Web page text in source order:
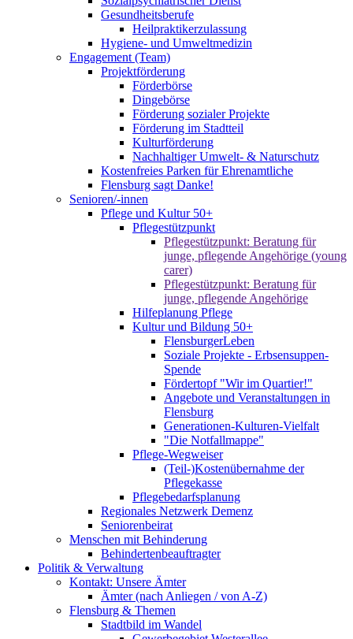
Gesundheitsberufe
Heilpraktikerzulassung
Hygiene- und Umweltmedizin
Engagement (Team)
Projektförderung
Förderbörse
Dingebörse
Förderung sozialer Projekte
Förderung im Stadtteil
Kulturförderung
Nachhaltiger Umwelt- & Naturschutz
Kostenfreies Parken für Ehrenamtliche
Flensburg sagt Danke!
Senioren/-innen
Pflege und Kultur 50+
Pflegestützpunkt
Pflegestützpunkt: Beratung für
junge, pflegende Angehörige (young
carer)
Pflegestützpunkt: Beratung für
junge, pflegende Angehörige
Hilfeplanung Pflege
Kultur und Bildung 50+
FlensburgerLeben
Soziale Projekte - Erbsensuppen-
Spende
Fördertopf "Wir im Quartier!"
Angebote und Veranstaltungen in
Flensburg
Generationen-Kulturen-Vielfalt
"Die Notfallmappe"
Pflege-Wegweiser
(Teil-)Kostenübernahme der
Pflegekasse
Pflegebedarfsplanung
Regionales Netzwerk Demenz
Seniorenbeirat
Menschen mit Behinderung
Behindertenbeauftragter
Politik & Verwaltung
Kontakt: Unsere Ämter
Ämter (nach Anliegen / von A-Z)
Flensburg & Themen
Stadtbild im Wandel